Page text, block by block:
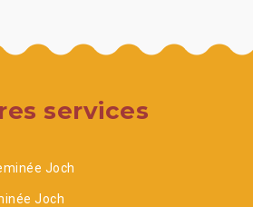
services
Joch
Joch